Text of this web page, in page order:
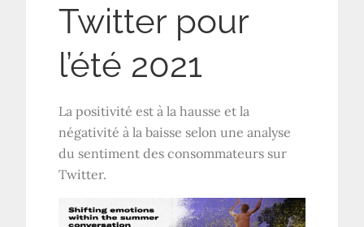
Twitter pour
l’été 2021
La positivité est à la hausse et la
négativité à la baisse selon une analyse
du sentiment des consommateurs sur
Twitter.